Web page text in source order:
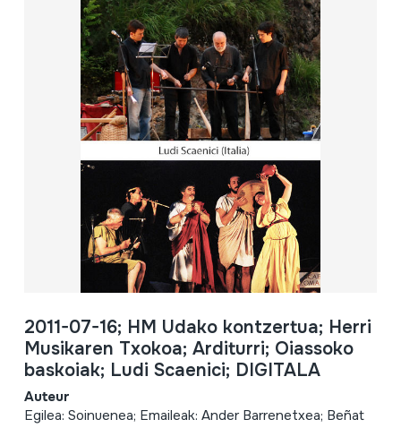
2011-07-16; HM Udako kontzertua; Herri
Musikaren Txokoa; Arditurri; Oiassoko
baskoiak; Ludi Scaenici; DIGITALA
Auteur
Egilea: Soinuenea; Emaileak: Ander Barrenetxea; Beñat